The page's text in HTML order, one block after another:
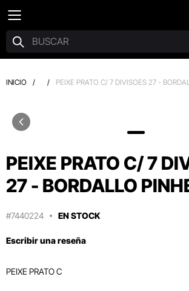
INICIO / / PEIXE PRATO C/ 7 DIVISOES 27 -
PEIXE PRATO C/ 7
27 - BORDALLO
#7440224 EN STOCK
Escribir una reseña
PEIXE PRATO C